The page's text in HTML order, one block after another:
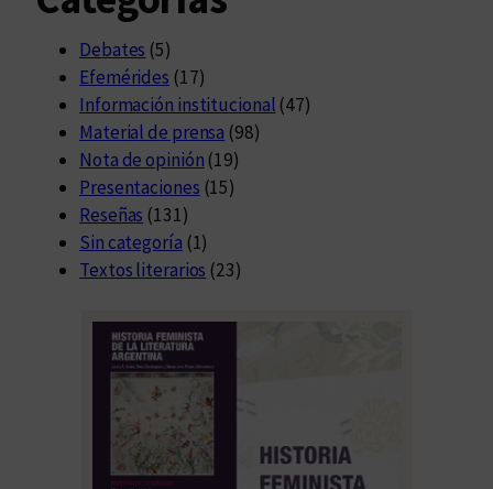
Debates (5)
Efemérides (17)
Información institucional (47)
Material de prensa (98)
Nota de opinión (19)
Presentaciones (15)
Reseñas (131)
Sin categoría (1)
Textos literarios (23)